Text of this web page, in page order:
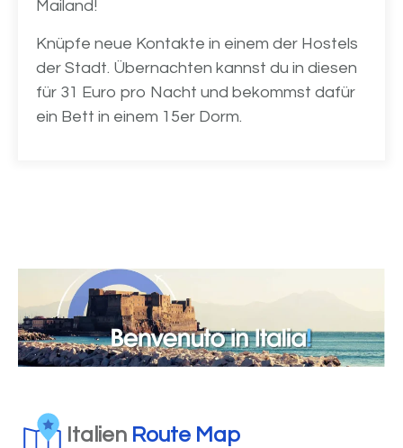
Mailand!
Knüpfe neue Kontakte in einem der Hostels
der Stadt. Übernachten kannst du in diesen
für 31 Euro pro Nacht und bekommst dafür
ein Bett in einem 15er Dorm.
Italien Route Map